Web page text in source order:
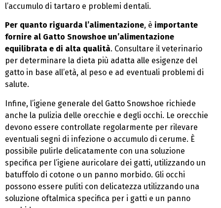
l’accumulo di tartaro e problemi dentali.
Per quanto riguarda l’alimentazione, è importante
fornire al Gatto Snowshoe un’alimentazione
equilibrata e di alta qualità. Consultare il veterinario
per determinare la dieta più adatta alle esigenze del
gatto in base all’età, al peso e ad eventuali problemi di
salute.
Infine, l’igiene generale del Gatto Snowshoe richiede
anche la pulizia delle orecchie e degli occhi. Le orecchie
devono essere controllate regolarmente per rilevare
eventuali segni di infezione o accumulo di cerume. È
possibile pulirle delicatamente con una soluzione
specifica per l’igiene auricolare dei gatti, utilizzando un
batuffolo di cotone o un panno morbido. Gli occhi
possono essere puliti con delicatezza utilizzando una
soluzione oftalmica specifica per i gatti e un panno